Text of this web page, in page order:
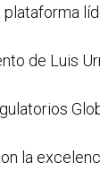
de Luis
la